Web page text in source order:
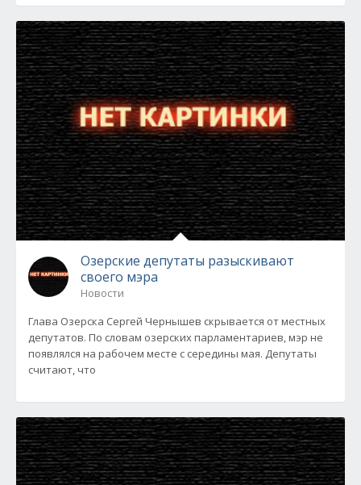
Озерские депутаты разыскивают
своего мэра
Новости
Глава Озерска Сергей Чернышев скрывается от местных
депутатов. По словам озерских парламентариев, мэр не
появлялся на рабочем месте с середины мая. Депутаты
считают, что